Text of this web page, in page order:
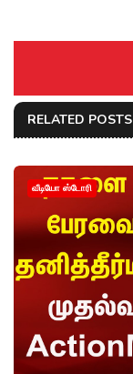
RELATED POSTS
வீடியோ ஸ்டோரி